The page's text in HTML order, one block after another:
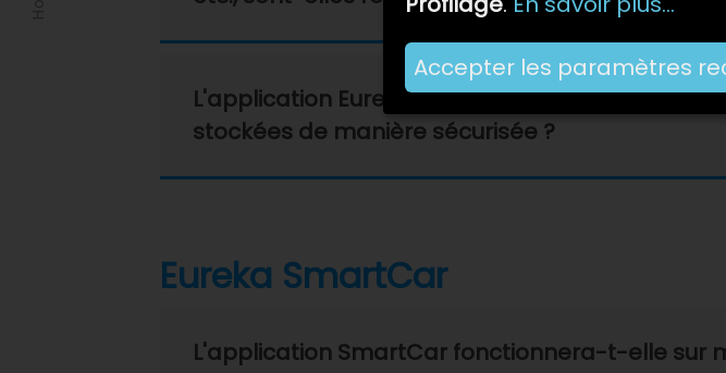
L'application Eureka permet de prendre des
stockées de manière sécurisée ?
Eureka SmartCar
L'application SmartCar fonctionnera-t-elle sur
Accepter les paramètres